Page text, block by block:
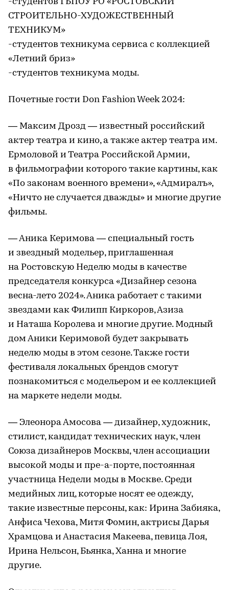
СТРОИТЕЛЬНО-ХУДОЖЕСТВЕННЫЙ
ТЕХНИКУМ»
-студентов техникума сервиса с коллекцией
«Летний бриз»
-студентов техникума моды.
Почетные гости Don Fashion Week 2024:
— Максим Дрозд — известный российский
актер театра и кино, а также актер театра им.
Ермоловой и Театра Российской Армии,
в фильмографии которого такие картины, как
«По законам военного времени», «Адмиралъ»,
«Ничто не случается дважды» и многие другие
фильмы.
— Аника Керимова — специальный гость
и звездный модельер, приглашенная
на Ростовскую Неделю моды в качестве
председателя конкурса «Дизайнер сезона
весна-лето 2024». Аника работает с такими
звездами как Филипп Киркоров, Азиза
и Наташа Королева и многие другие. Модный
дом Аники Керимовой будет закрывать
неделю моды в этом сезоне. Также гости
фестиваля локальных брендов смогут
познакомиться с модельером и ее коллекцией
на маркете недели моды.
— Элеонора Амосова — дизайнер, художник,
стилист, кандидат технических наук, член
Союза дизайнеров Москвы, член ассоциации
высокой моды и пре-а-порте, постоянная
участница Недели моды в Москве. Среди
медийных лиц, которые носят ее одежду,
такие известные персоны, как: Ирина Забияка,
Анфиса Чехова, Митя Фомин, актрисы Дарья
Храмцова и Анастасия Макеева, певица Лоя,
Ирина Нельсон, Бьянка, Ханна и многие
другие.